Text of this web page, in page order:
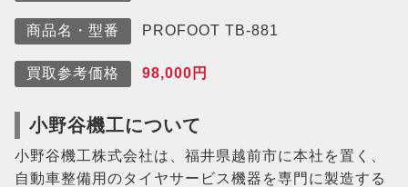
商品名・型番 PROFOOT TB-881
買取参考価格 98,000円
小野谷機工について
小野谷機工株式会社は、福井県越前市に本社を置く、
自動車整備用のタイヤサービス機器を専門に製造する